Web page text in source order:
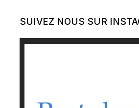
SUIVEZ NOUS SUR